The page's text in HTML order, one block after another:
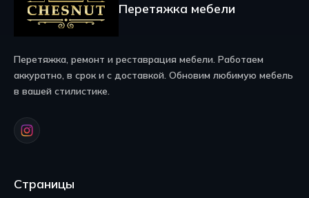
Перетяжка мебели
Перетяжка, ремонт и реставрация мебели. Работаем
аккуратно, в срок и с доставкой. Обновим любимую мебель
в вашей стилистике.
Страницы